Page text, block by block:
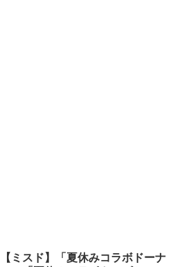
【ミスド】「夏休みコラボドーナ